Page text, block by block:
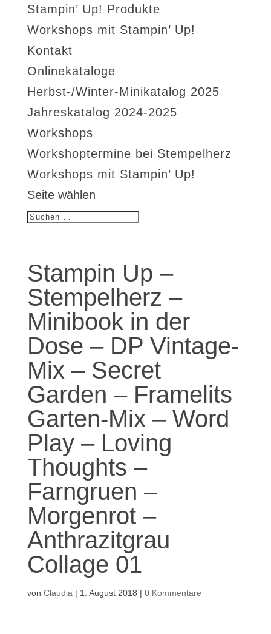
Stampin’ Up! Produkte
Workshops mit Stampin’ Up!
Kontakt
Onlinekataloge
Herbst-/Winter-Minikatalog 2025
Jahreskatalog 2024-2025
Workshops
Workshoptermine bei Stempelherz
Workshops mit Stampin’ Up!
Seite wählen
Stampin Up –
Stempelherz –
Minibook in der
Dose – DP Vintage-
Mix – Secret
Garden – Framelits
Garten-Mix – Word
Play – Loving
Thoughts –
Farngruen –
Morgenrot –
Anthrazitgrau
Collage 01
von Claudia | 1. August 2018 | 0 Kommentare